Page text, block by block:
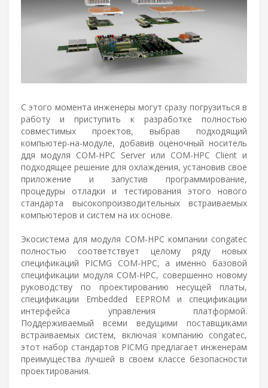
С этого момента инженеры могут сразу погрузиться в
работу и приступить к разработке полностью
совместимых проектов, выбрав подходящий
компьютер-на-модуле, добавив оценочный носитель
ддя модуля COM-HPC Server или COM-HPC Client и
подходящее решение для охлаждения, установив свое
приложение и запустив программирование,
процедуры отладки и тестирования этого нового
стандарта высокопроизводительных встраиваемых
компьютеров и систем на их основе.
Экосистема для модуля COM-HPC компании congatec
полностью соответствует целому ряду новых
спецификаций PICMG COM-HPC, а именно базовой
спецификации модуля COM-HPC, совершенно новому
руководству по проектированию несущей платы,
спецификации Embedded EEPROM и спецификации
интерфейса управления платформой.
Поддерживаемый всеми ведущими поставщиками
встраиваемых систем, включая компанию congatec,
этот набор стандартов PICMG предлагает инженерам
преимущества лучшей в своем классе безопасности
проектирования.